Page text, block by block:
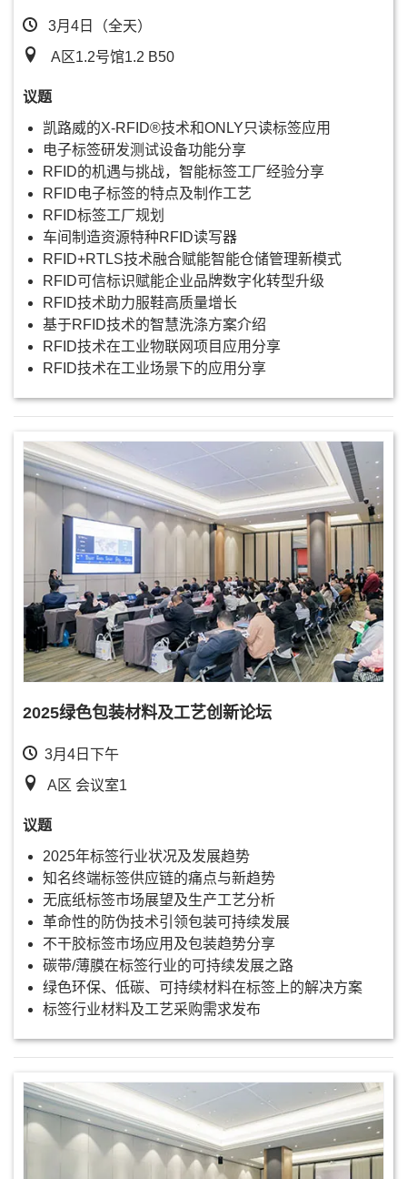
3月4日（全天）
A区1.2号馆1.2 B50
议题
凯路威的X-RFID®技术和ONLY只读标签应用
电子标签研发测试设备功能分享
RFID的机遇与挑战，智能标签工厂经验分享
RFID电子标签的特点及制作工艺
RFID标签工厂规划
车间制造资源特种RFID读写器
RFID+RTLS技术融合赋能智能仓储管理新模式
RFID可信标识赋能企业品牌数字化转型升级
RFID技术助力服鞋高质量增长
基于RFID技术的智慧洗涤方案介绍
RFID技术在工业物联网项目应用分享
RFID技术在工业场景下的应用分享
2025绿色包装材料及工艺创新论坛
3月4日下午
A区 会议室1
议题
2025年标签行业状况及发展趋势
知名终端标签供应链的痛点与新趋势
无底纸标签市场展望及生产工艺分析
革命性的防伪技术引领包装可持续发展
不干胶标签市场应用及包装趋势分享
碳带/薄膜在标签行业的可持续发展之路
绿色环保、低碳、可持续材料在标签上的解决方案
标签行业材料及工艺采购需求发布